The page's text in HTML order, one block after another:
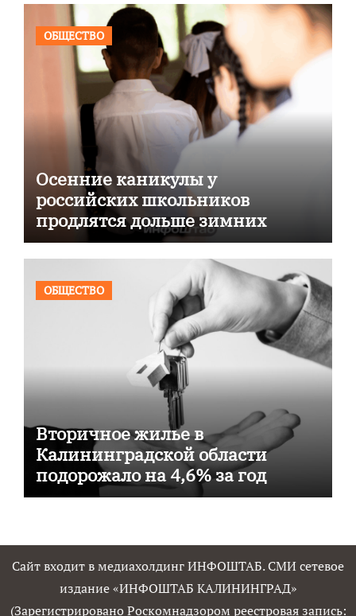
ОБЩЕСТВО
Осенние каникулы у
российских школьников
продлятся дольше зимних
ОБЩЕСТВО
Вторичное жилье в
Калининградской области
подорожало на 4,6% за год
Сайт входит в медиахолдинг ИНФОШТАБ. СМИ сетевое
издание «ИНФОШТАБ КАЛИНИНГРАД»
(Зарегистрировано Роскомнадзором реестровая запись: